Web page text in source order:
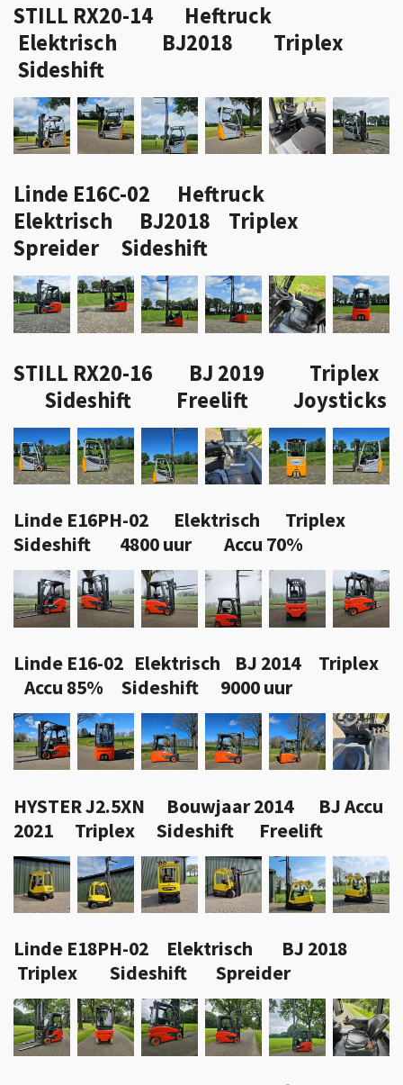
STILL RX20-14 Heftruck
Elektrisch BJ2018 Triplex
Sideshift
Linde E16C-02 Heftruck
Elektrisch BJ2018 Triplex
Spreider Sideshift
STILL RX20-16 BJ 2019 Triplex
Sideshift Freelift Joysticks
Linde E16PH-02 Elektrisch Triplex
Sideshift 4800 uur Accu 70%
Linde E16-02 Elektrisch BJ 2014 Triplex
Accu 85% Sideshift 9000 uur
HYSTER J2.5XN Bouwjaar 2014 BJ Accu
2021 Triplex Sideshift Freelift
Linde E18PH-02 Elektrisch BJ 2018
Triplex Sideshift Spreider